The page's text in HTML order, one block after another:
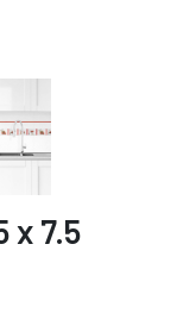
x 7.5